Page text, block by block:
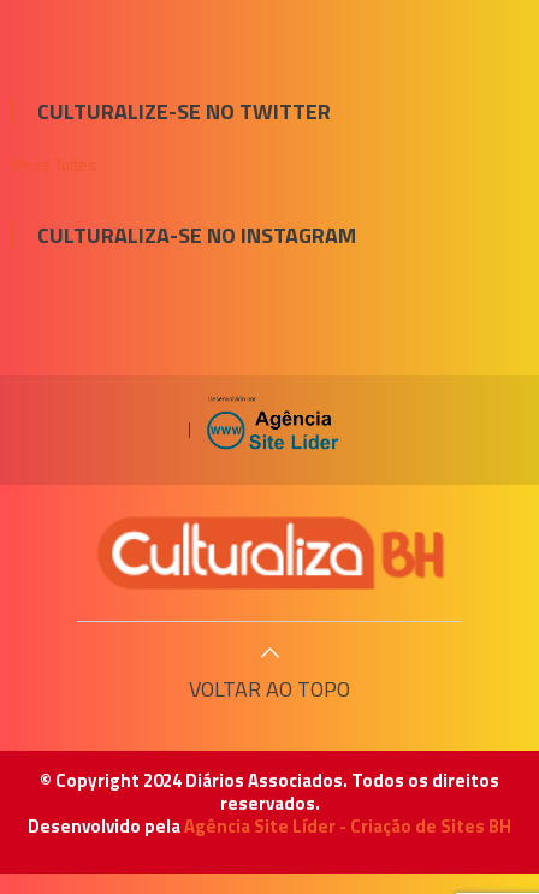
CULTURALIZE-SE NO TWITTER
Meus Tuítes
CULTURALIZA-SE NO INSTAGRAM
|
VOLTAR AO TOPO
© Copyright 2024 Diários Associados. Todos os direitos
reservados.
Desenvolvido pelaAgência Site Líder - Criação de Sites BH